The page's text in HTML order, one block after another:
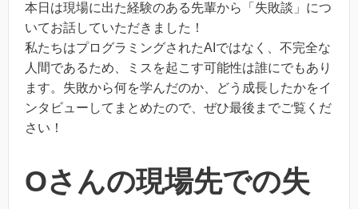
本日は現場に出た経験のある先輩から「失敗談」につ
いてお話していただきました！
私たちはプログラミングされたAIではなく、不完全な
人間であるため、ミスを起こす可能性は誰にでもあり
ます。失敗から何を学んだのか、どう成長したかをイ
ンタビューしてまとめたので、ぜひ最後までご覧くだ
さい！
Oさんの現場先での失